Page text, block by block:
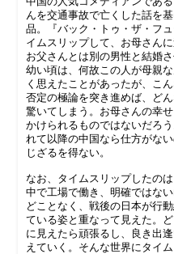
んを交通事故で亡くした話を
品。『バック・トゥ・ザ・フ
イムスリップして、お母さん
お父さんとは別の男性と結婚
幼い頃は、何故この人が母親
く思えたことがあったが、こ
否定の極論を突き進めば、ど
驚いてしまう。お母さんの幸
かけられるものではないだろ
れて以降の中国なら仕方がな
じざるを得ない。
なお、タイムスリップしたの
中で工場で働き、明確ではな
どことなく、戦後の日本が行
ている姿と重なって見えた。
に見えたら頑張るし、良き出
えていく。そんな世界にタイ